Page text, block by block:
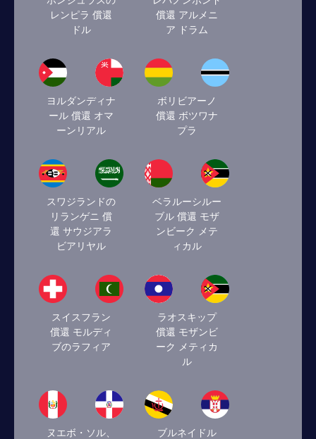
レンピラ 償還
ドル
償還 アルメニ
ア ドラム
ヨルダンディナ
ール 償還 オマ
ーンリアル
ボリビアーノ
償還 ボツワナ
プラ
スワジランドの
リランゲニ 償
還 サウジアラ
ビアリヤル
ベラルーシルー
ブル 償還 モザ
ンビーク メテ
ィカル
スイスフラン
償還 モルディ
ブのラフィア
ラオスキップ
償還 モザンビ
ーク メティカ
ル
ヌエボ・ソル、
ブルネイドル